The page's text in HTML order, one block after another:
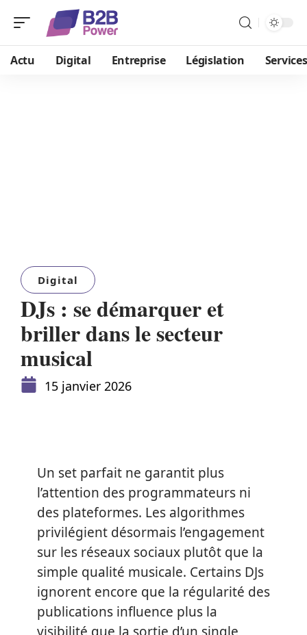
Actu Digital Entreprise Législation Services
Digital
DJs : se démarquer et
briller dans le secteur
musical
15 janvier 2026
Un set parfait ne garantit plus
l’attention des programmateurs ni
des plateformes. Les algorithmes
privilégient désormais l’engagement
sur les réseaux sociaux plutôt que la
simple qualité musicale. Certains DJs
ignorent encore que la régularité des
publications influence plus la